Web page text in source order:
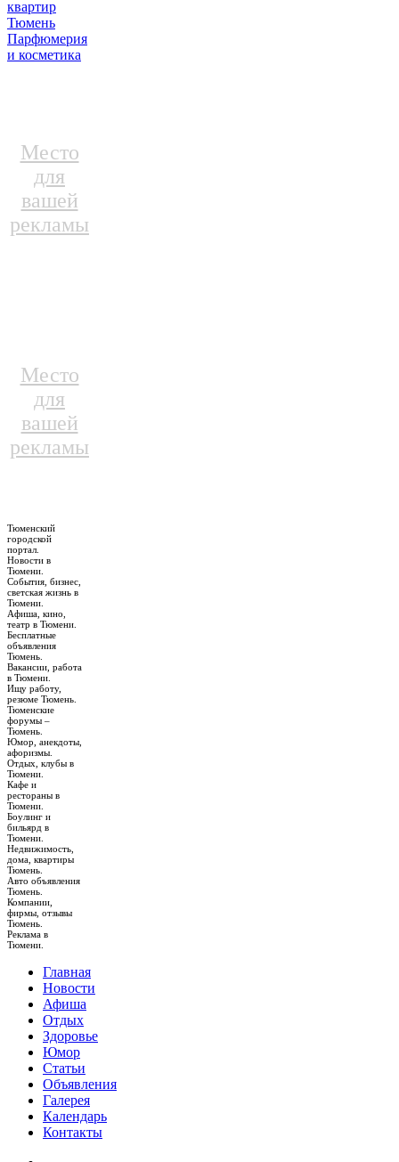
квартир
Тюмень
Парфюмерия
и косметика
Место
для
вашей
рекламы
Место
для
вашей
рекламы
Тюменский
городской
портал.
Новости в
Тюмени.
События, бизнес,
светская жизнь в
Тюмени.
Афиша, кино,
театр в Тюмени.
Бесплатные
объявления
Тюмень.
Вакансии, работа
в Тюмени.
Ищу работу,
резюме Тюмень.
Тюменские
форумы –
Тюмень.
Юмор, анекдоты,
афоризмы.
Отдых, клубы в
Тюмени.
Кафе и
рестораны в
Тюмени.
Боулинг и
бильярд в
Тюмени.
Недвижимость,
дома, квартиры
Тюмень.
Авто объявления
Тюмень.
Компании,
фирмы, отзывы
Тюмень.
Реклама в
Тюмени.
Главная
Новости
Афиша
Отдых
Здоровье
Юмор
Статьи
Объявления
Галерея
Календарь
Контакты